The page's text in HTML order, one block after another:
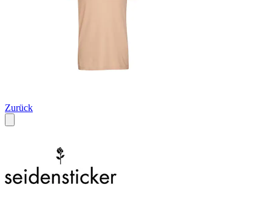
Zurück